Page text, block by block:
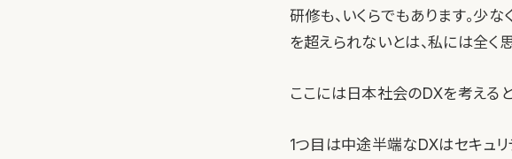
研修も、いくらでもあります。少
を超えられないとは、私には全く
ここには日本社会のDXを考える
1つ目は中途半端なDXはセキュリ